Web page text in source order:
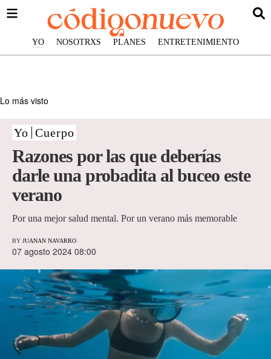
YO NOSOTRXS PLANES ENTRETENIMIENTO
Lo más visto
Yo Cuerpo
Razones por las que deberías
darle una probadita al buceo este
verano
Por una mejor salud mental. Por un verano más memorable
BY JUANAN NAVARRO
07 agosto 2024 08:00